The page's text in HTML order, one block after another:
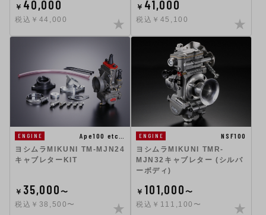
￥ 40,000
税込￥44,000
￥ 41,000
税込￥45,100
ENGINE
Ape100 etc…
ヨシムラMIKUNI TM-MJN24
キャブレターKIT
￥ 35,000〜
税込￥38,500〜
ENGINE
NSF100
ヨシムラMIKUNI TMR-
MJN32キャブレター (シルバ
ーボディ)
￥ 101,000〜
税込￥111,100〜